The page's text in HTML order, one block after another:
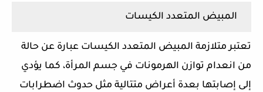
المبيض المتعدد الكيسات
تعتبر متلازمة المبيض المتعدد الكيسات عبارة عن حالة
من انعدام توازن الهرمونات في جسم المرأة، كما يؤدي
إلى إصابتها بعدة أعراض متتالية مثل حدوث اضطرابات